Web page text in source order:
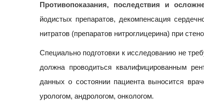
Противопоказания, последствия и
йодистых препаратов, декомпенсация
нитратов (препаратов нитроглицерина) при
Специально подготовки к исследованию не
должна проводиться квалифицированным
данных о состоянии пациента выносится
урологом, андрологом, онкологом.